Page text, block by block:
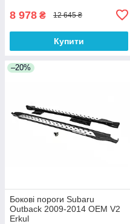
8 978 ₴ 12 645 ₴
Купити
–20%
Бокові пороги Subaru
Outback 2009-2014 OEM V2
Erkul